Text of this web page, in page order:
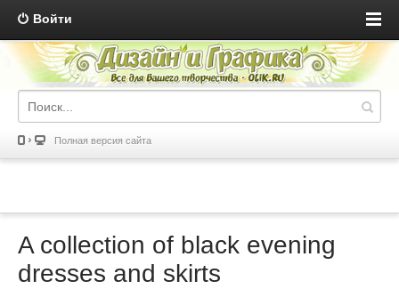
Войти
Полная версия сайта
A collection of black evening
dresses and skirts